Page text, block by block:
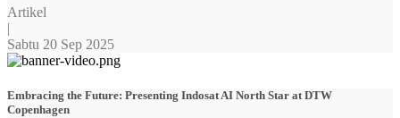
Artikel
|
Sabtu 20 Sep 2025
Embracing the Future: Presenting Indosat AI North Star at DTW
Copenhagen